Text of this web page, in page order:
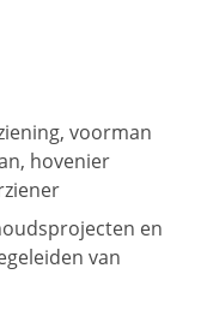
voorman
hovenier
en
van